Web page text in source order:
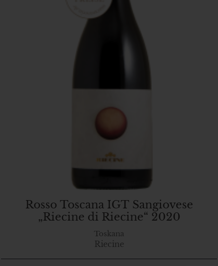
Rosso Toscana IGT Sangiovese
„Riecine di Riecine“ 2020
Toskana
Riecine